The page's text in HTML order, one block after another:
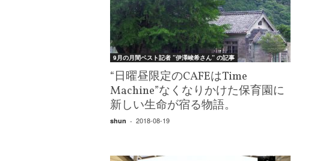
9月の月間ベスト記者 ”伊澤峻希さん” の記事
“日曜昼限定のCAFEはTime
Machine”なくなりかけた保育園に
新しい生命が宿る物語。
shun - 2018-08-19